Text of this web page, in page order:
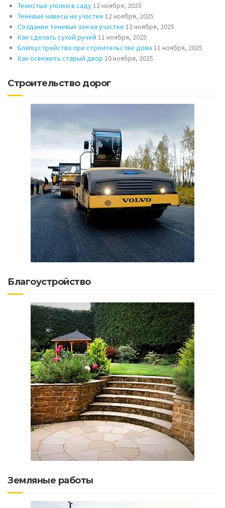
Тенистые уголки в саду12 ноября, 2025
Теневые навесы на участке 12 ноября, 2025
Создание теневых зон на участке 12 ноября, 2025
Как сделать сухой ручей 11 ноября, 2025
Благоустройство при строительстве дома 11 ноября, 2025
Как освежить старый двор 10 ноября, 2025
Строительство дорог
Благоустройство
Земляные работы